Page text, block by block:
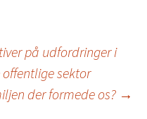
på udfordringer i
sektor
der formede os? →